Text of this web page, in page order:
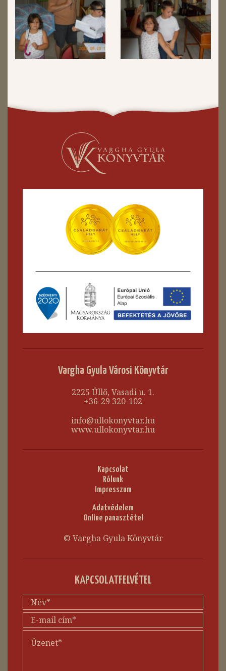
Vargha Gyula Városi Könyvtár
2225 Üllő, Vasadi u. 1.
+36-29 320-102
info@ullokonyvtar.hu
www.ullokonyvtar.hu
Kapcsolat
Rólunk
Impresszum
Adatvédelem
Online panasztétel
© Vargha Gyula Könyvtár
KAPCSOLATFELVÉTEL